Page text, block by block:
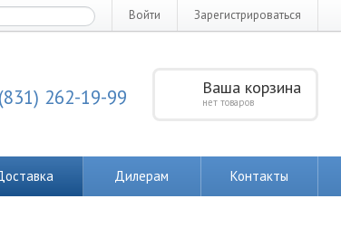
Войти Зарегистрироваться
Ваша корзина
нет товаров
262-19-99
Дилерам Контакты